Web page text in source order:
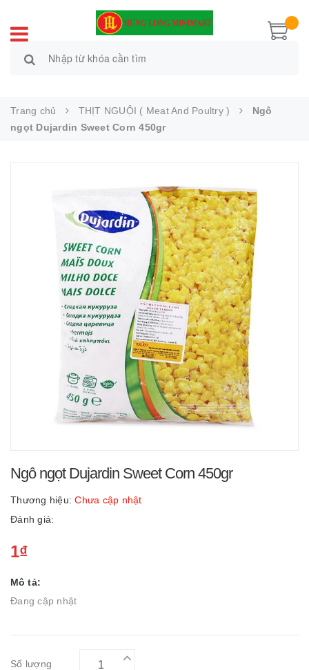
Trang chủ THỊT NGUỘI ( Meat And Poultry )
Ngô
ngọt Dujardin Sweet Corn 450gr
Ngô ngọt Dujardin Sweet Corn 450gr
Thương hiệu: Chưa cập nhật
Đánh giá:
1₫
Mô tả:
Đang cập nhật
Số lượng